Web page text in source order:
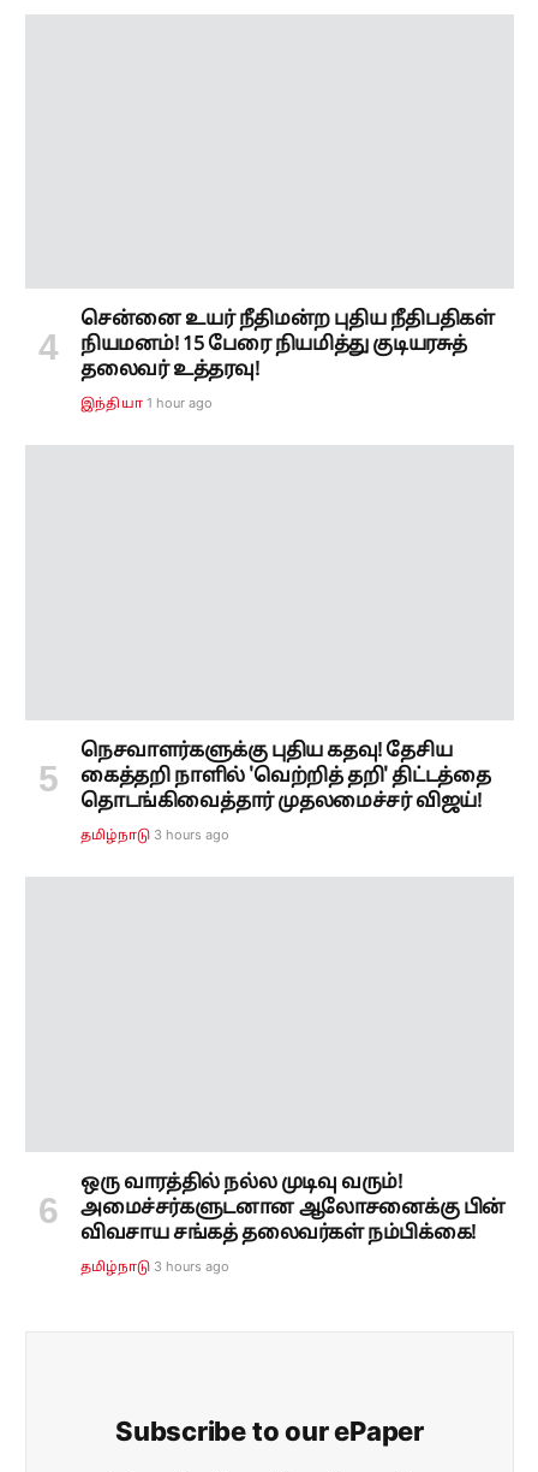
சென்னை உயர் நீதிமன்ற புதிய நீதிபதிகள்
நியமனம்! 15 பேரை நியமித்து குடியரசுத்
தலைவர் உத்தரவு!
இந்தியா 1 hour ago
நெசவாளர்களுக்கு புதிய கதவு! தேசிய
கைத்தறி நாளில் 'வெற்றித் தறி' திட்டத்தை
தொடங்கிவைத்தார் முதலமைச்சர் விஜய்!
தமிழ்நாடு 3 hours ago
ஒரு வாரத்தில் நல்ல முடிவு வரும்!
அமைச்சர்களுடனான ஆலோசனைக்கு பின்
விவசாய சங்கத் தலைவர்கள் நம்பிக்கை!
தமிழ்நாடு 3 hours ago
Subscribe to our ePaper